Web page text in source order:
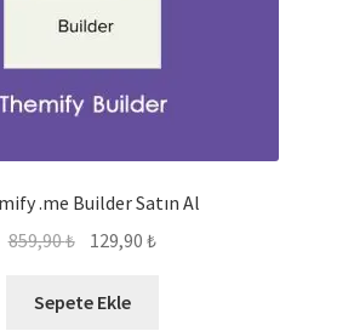
.me Builder Satın Al
859,90₺ Orijinal
859,90 ₺.
129,90₺Şu
Sepete Ekle